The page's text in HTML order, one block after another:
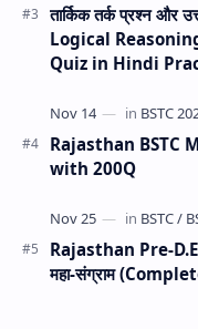
तार्किक तर्क प्रश्न और उत्तर टेस्ट
Logical
Quiz in Hindi
Rajasthan BSTC
with 200Q
Rajasthan Pre-
महा-संग्राम